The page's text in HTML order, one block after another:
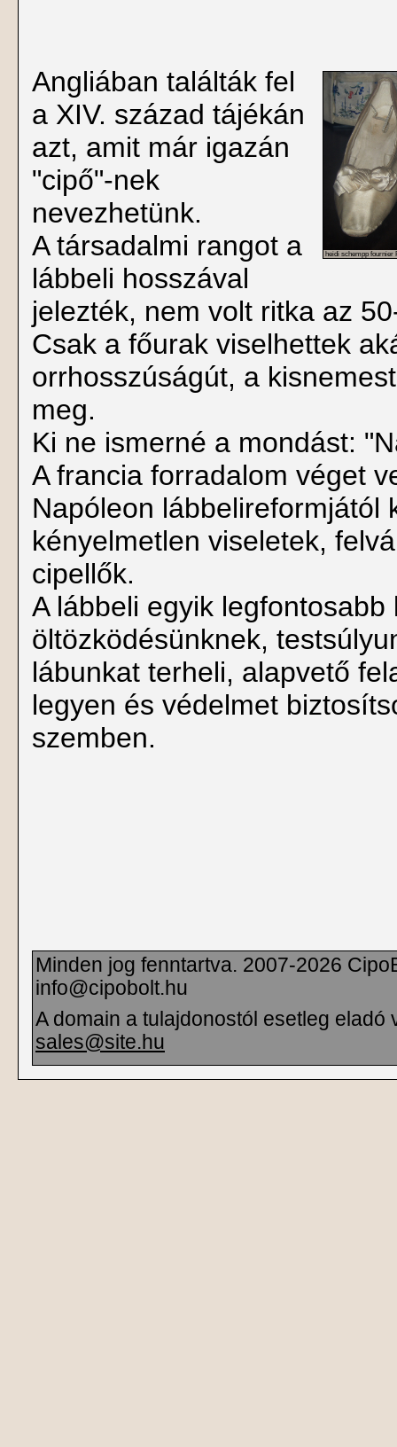
heidi schempp fournier
Angliában találták fel
a XIV. század tájékán
azt, amit már igazán
"cipő"-nek
nevezhetünk.
A társadalmi rangot a
lábbeli hosszával
jelezték, nem volt ritka az
Csak a főurak viselhettek
orrhosszúságút, a
meg.
Ki ne ismerné a mondást:
A francia forradalom véget
Napóleon lábbelireformjától
kényelmetlen viseletek,
cipellők.
A lábbeli egyik legfontosabb
öltözködésünknek,
lábunkat terheli, alapvető
legyen és védelmet
szemben.
Minden jog fenntartva. 2007-2026
info@cipobolt.hu
A domain a tulajdonostól esetleg
sales@site.hu